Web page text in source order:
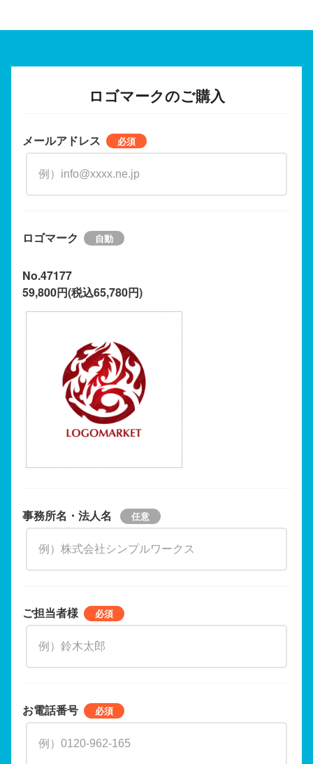
ロゴマークのご購入
メールアドレス
ロゴマーク
No.47177
59,800円(税込65,780円)
事務所名・法人名
ご担当者様
お電話番号